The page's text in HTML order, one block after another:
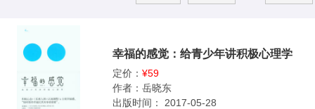
幸福的感觉：给青少年讲积极心理学
定价： ¥59
作者： 岳晓东
出版时间：
2017-05-28